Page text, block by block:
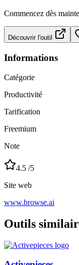
Commencez dès
Découvrir l'outil
Informations
Catégorie
Productivité
Tarification
Freemium
Note
4.5 /5
Site web
www.browse.ai
Outils